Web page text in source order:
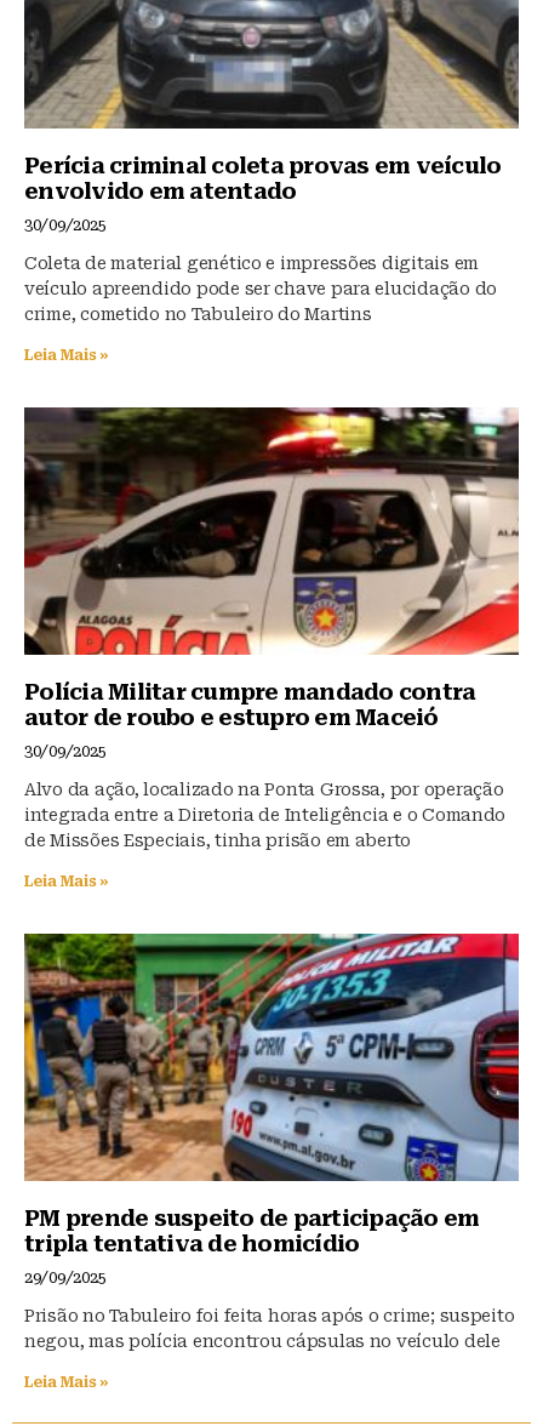
Perícia criminal coleta provas em veículo
envolvido em atentado
30/09/2025
Coleta de material genético e impressões digitais em
veículo apreendido pode ser chave para elucidação do
crime, cometido no Tabuleiro do Martins
Leia Mais »
Polícia Militar cumpre mandado contra
autor de roubo e estupro em Maceió
30/09/2025
Alvo da ação, localizado na Ponta Grossa, por operação
integrada entre a Diretoria de Inteligência e o Comando
de Missões Especiais, tinha prisão em aberto
Leia Mais »
PM prende suspeito de participação em
tripla tentativa de homicídio
29/09/2025
Prisão no Tabuleiro foi feita horas após o crime; suspeito
negou, mas polícia encontrou cápsulas no veículo dele
Leia Mais »